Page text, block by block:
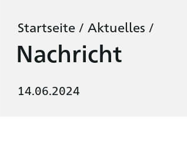
Startseite / Aktuelles /
Nachricht
14.06.2024